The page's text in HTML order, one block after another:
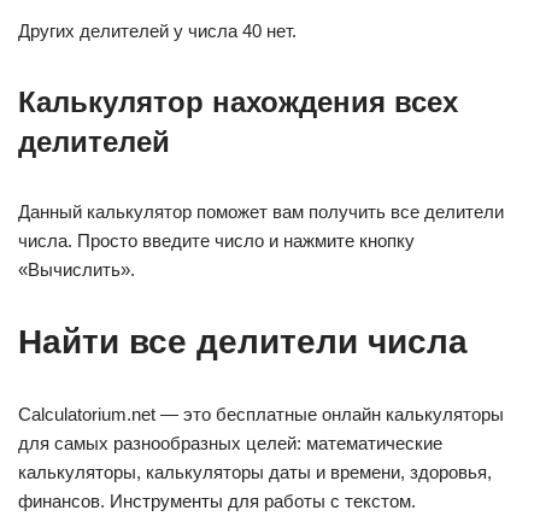
Других делителей у числа 40 нет.
Калькулятор нахождения всех
делителей
Данный калькулятор поможет вам получить все делители
числа. Просто введите число и нажмите кнопку
«Вычислить».
Найти все делители числа
Calculatorium.net — это бесплатные онлайн калькуляторы
для самых разнообразных целей: математические
калькуляторы, калькуляторы даты и времени, здоровья,
финансов. Инструменты для работы с текстом.